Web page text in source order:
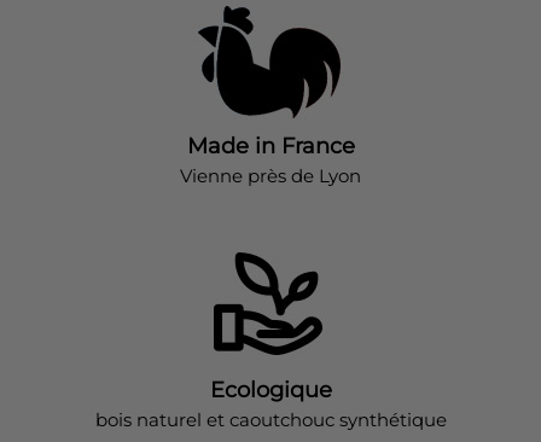
Made in France
Vienne près de Lyon
Ecologique
bois naturel et caoutchouc synthétique